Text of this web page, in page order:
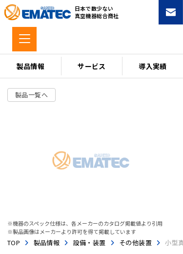
コ
ン
ツ
ス
キ
ッ
日本で数少ない
真空機器総合商社
製品情報 サービス 導入実績
製品一覧へ
※機器のスペック仕様は、各メーカーのカタログ掲載値より引用
※製品画像はメーカーより許可を得て掲載しています
TOP 製品情報 設備・装置 その他装置 小型